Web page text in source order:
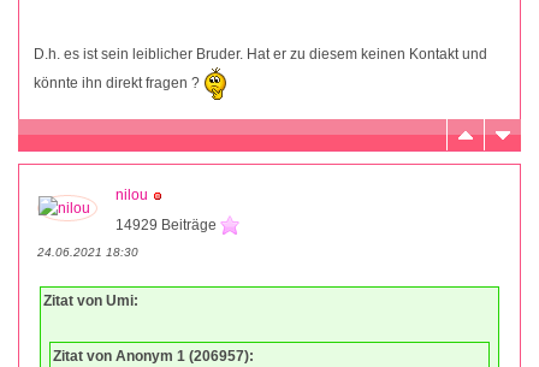
D.h. es ist sein leiblicher Bruder. Hat er zu diesem keinen Kontakt und
könnte ihn direkt fragen ?
nilou
14929 Beiträge
24.06.2021 18:30
Zitat von Umi:
Zitat von Anonym 1 (206957):